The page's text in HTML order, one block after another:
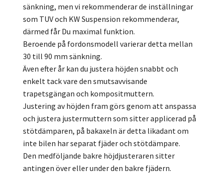
sänkning, men vi rekommenderar de inställningar
som TUV och KW Suspension rekommenderar,
därmed får Du maximal funktion.
Beroende på fordonsmodell varierar detta mellan
30 till 90 mm sänkning.
Även efter år kan du justera höjden snabbt och
enkelt tack vare den smutsavvisande
trapetsgängan och kompositmuttern.
Justering av höjden fram görs genom att anspassa
och justera justermuttern som sitter applicerad på
stötdämparen, på bakaxeln är detta likadant om
inte bilen har separat fjäder och stötdämpare.
Den medföljande bakre höjdjusteraren sitter
antingen över eller under den bakre fjädern.